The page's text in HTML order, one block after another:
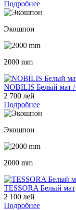
Подробнее
Экошпон
2000 mm
NOBILIS Белый мат /
2 700 лей
Подробнее
Экошпон
2000 mm
TESSORA Белый мат
2 100 лей
Подробнее